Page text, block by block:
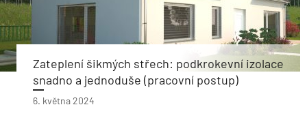
Zateplení šikmých střech: podkrokevní izolace
snadno a jednoduše (pracovní postup)
6. května 2024